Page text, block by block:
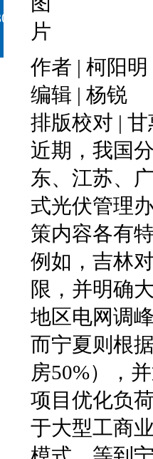
作者 | 柯阳明
编辑 | 杨锐
排版校对 |
近期，我国
东、江苏、
式光伏管理
策内容各有
例如，吉林
限，并明确
地区电网调
而宁夏则根
房50%），
项目优化负
于大型工商